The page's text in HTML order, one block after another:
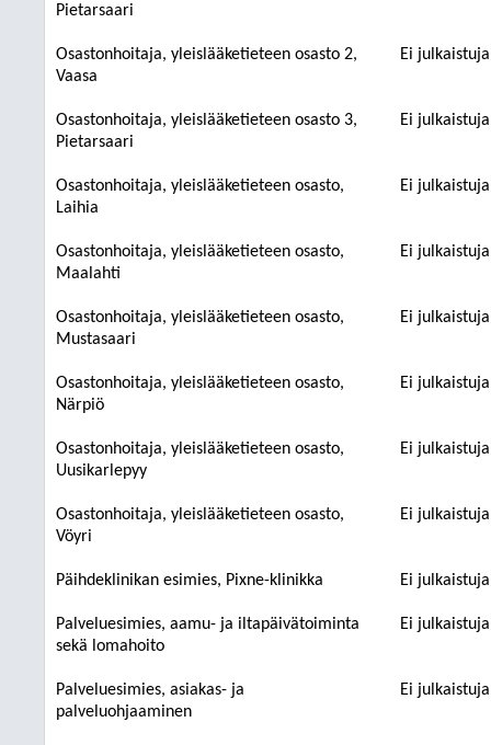
Pietarsaari
Osastonhoitaja, yleislääketieteen osasto 2,
Vaasa
Ei
Osastonhoitaja, yleislääketieteen osasto 3,
Pietarsaari
Ei
Osastonhoitaja, yleislääketieteen osasto,
Laihia
Ei
Osastonhoitaja, yleislääketieteen osasto,
Maalahti
Ei
Osastonhoitaja, yleislääketieteen osasto,
Mustasaari
Ei
Osastonhoitaja, yleislääketieteen osasto,
Närpiö
Ei
Osastonhoitaja, yleislääketieteen osasto,
Uusikarlepyy
Ei
Osastonhoitaja, yleislääketieteen osasto,
Vöyri
Ei
Päihdeklinikan esimies, Pixne-klinikka Ei
Palveluesimies, aamu- ja iltapäivätoiminta
sekä lomahoito
Ei
Palveluesimies, asiakas- ja
palveluohjaaminen
Ei